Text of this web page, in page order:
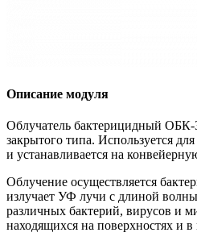
Описание модуля
Облучатель бактерицидный ОБК-
закрытого типа. Используется
и устанавливается на
Облучение осуществляется
излучает УФ лучи с длиной
различных бактерий, вирусов и
находящихся на поверхностях и